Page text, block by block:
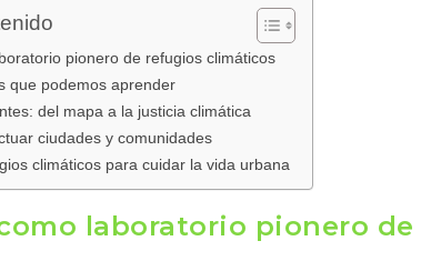
pionero de refugios climáticos
que podemos aprender
del mapa a la justicia climática
ciudades y comunidades
climáticos para cuidar la vida urbana
como laboratorio pionero